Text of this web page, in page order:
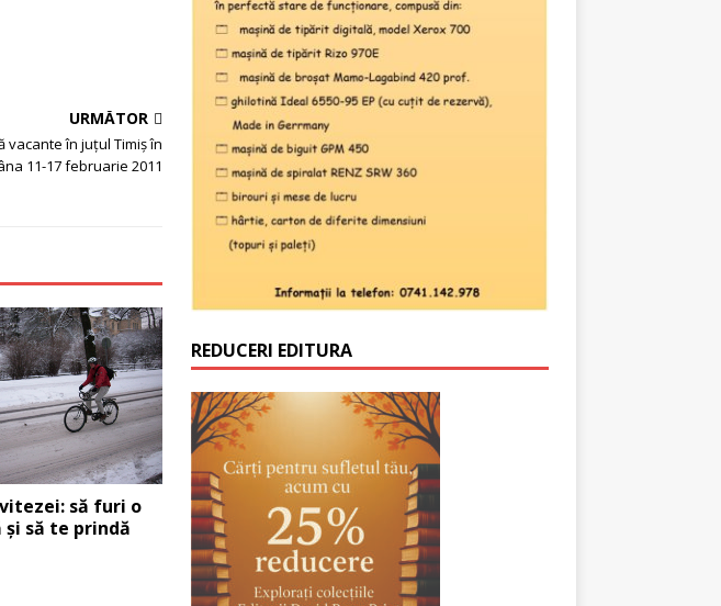
URMĂTOR
vacante în juţul Timiş în
11-17 februarie 2011
să furi o
să te prindă
REDUCERI EDITURA